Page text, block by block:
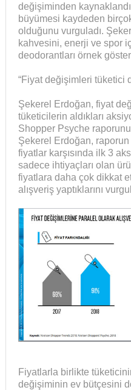
değişiminden
büyümesi kaydeden
olduğunu vurguladı.
kahvesini, enerji ve spor
deodorantları örnek
“Fiyat değişimleri tüketici
Şekerel Erdoğan, fiyat
tüketicilerin aldıkları
Shopper Psyche
Şekerel Erdoğan,
fiyatlar karşısında ilk 3
sadece ihtiyaçları olan
fiyatlara daha çok dikkat
alışveriş yaptıklarını
Fiyatlarla birlikte
değişiminin ev bütçesini